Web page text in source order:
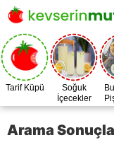
Tarif Küpü
Soğuk
İçecekler
Arama